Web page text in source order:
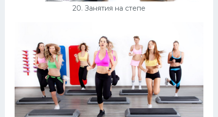
20. Занятия на степе